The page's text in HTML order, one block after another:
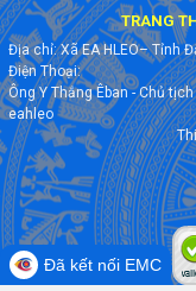
TRANG
Địa chỉ: Xã EA HLEO– Tỉnh
Điện Thoại:
Ông Y Thắng Êban - Chủ tịch
eahleo
Đã kết nối EMC